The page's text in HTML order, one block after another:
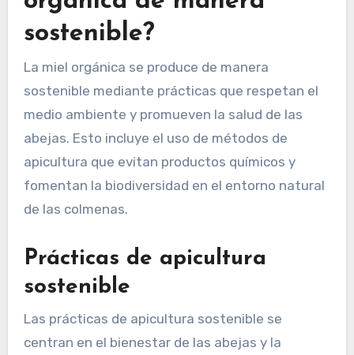
¿Cómo se produce la miel
orgánica de manera
sostenible?
La miel orgánica se produce de manera
medio ambiente y promueven la salud de las
abejas. Esto incluye el uso de métodos de
fomentan la biodiversidad en el entorno natural
de las colmenas.